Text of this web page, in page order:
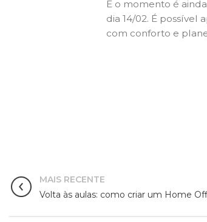
E o momento é
dia 14/02. É
com conforto e
MAIS RECENTE
Volta às aulas: como criar um Home